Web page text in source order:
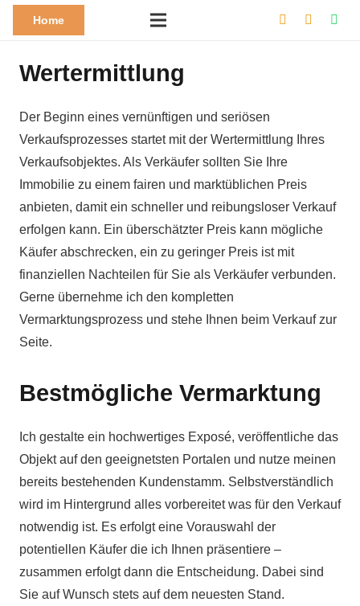
Home
Wertermittlung
Der Beginn eines vernünftigen und seriösen
Verkaufsprozesses startet mit der Wertermittlung Ihres
Verkaufsobjektes. Als Verkäufer sollten Sie Ihre
Immobilie zu einem fairen und marktüblichen Preis
anbieten, damit ein schneller und reibungsloser Verkauf
erfolgen kann. Ein überschätzter Preis kann mögliche
Käufer abschrecken, ein zu geringer Preis ist mit
finanziellen Nachteilen für Sie als Verkäufer verbunden.
Gerne übernehme ich den kompletten
Vermarktungsprozess und stehe Ihnen beim Verkauf zur
Seite.
Bestmögliche Vermarktung
Ich gestalte ein hochwertiges Exposé, veröffentliche das
Objekt auf den geeignetsten Portalen und nutze meinen
bereits bestehenden Kundenstamm. Selbstverständlich
wird im Hintergrund alles vorbereitet was für den Verkauf
notwendig ist. Es erfolgt eine Vorauswahl der
potentiellen Käufer die ich Ihnen präsentiere –
zusammen erfolgt dann die Entscheidung. Dabei sind
Sie auf Wunsch stets auf dem neuesten Stand.